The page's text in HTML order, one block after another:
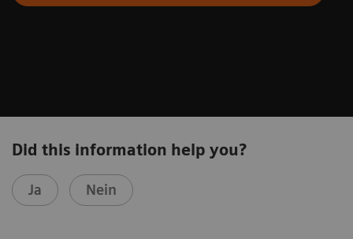
Did this information help you?
Ja Nein